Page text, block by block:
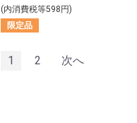
(内消費税等598円)
限定品
1 2 次へ